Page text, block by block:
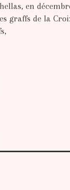
en
graffs de la